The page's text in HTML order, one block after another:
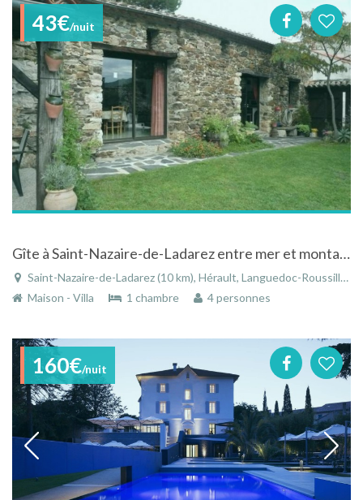
43€/nuit
Gîte à Saint-Nazaire-de-Ladarez entre mer et montagne
Saint-Nazaire-de-Ladarez (10 km), Hérault, Languedoc-Roussillon, Occitanie, France
Maison - Villa
1 chambre 4 personnes
160€/nuit